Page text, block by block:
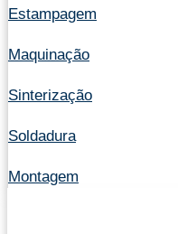
Estampagem
Maquinação
Sinterização
Soldadura
Montagem